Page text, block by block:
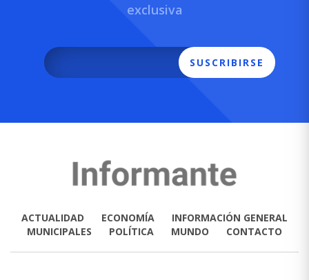
exclusiva
SUSCRIBIRSE
ACTUALIDAD ECONOMÍA
INFORMACIÓN GENERAL
MUNICIPALES
POLÍTICA MUNDO CONTACTO